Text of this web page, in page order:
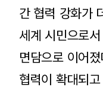
간 협력 강화가
세계 시민으로
면담으로 이어
협력이 확대되